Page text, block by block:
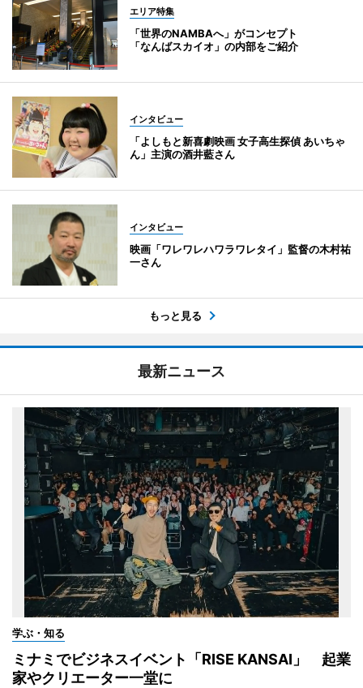
エリア特集
「世界のNAMBAへ」がコンセプト
「なんばスカイオ」の内部をご紹介
インタビュー
「よしもと新喜劇映画 女子高生探偵 あいちゃ
ん」主演の酒井藍さん
インタビュー
映画「ワレワレハワラワレタイ」監督の木村祐
一さん
もっと見る
最新ニュース
学ぶ・知る
ミナミでビジネスイベント「RISE KANSAI」 起業
家やクリエーター一堂に